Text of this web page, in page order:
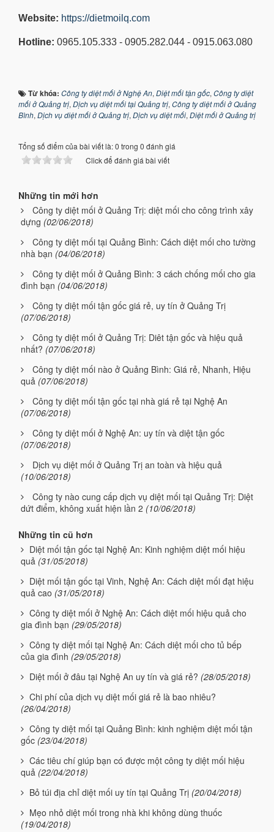
Website: https://dietmoilq.com
Hotline: 0965.105.333 - 0905.282.044 - 0915.063.080
Từ khóa: Công ty diệt mối ở Nghệ An, Diệt mối tận gốc, Công ty diệt
mối ở Quảng trị, Dịch vụ diệt mối tại Quảng trị, Công ty diệt mối ở Quảng
Bình, Dịch vụ diệt mối ở Quảng trị, Dịch vụ diệt mối, Diệt mối ở Quảng trị
Tổng số điểm của bài viết là: 0 trong 0 đánh giá
Click để đánh giá bài viết
Những tin mới hơn
Công ty diệt mối ở Quảng Trị: diệt mối cho công trình xây
dựng (02/06/2018)
Công ty diệt mối tại Quảng Bình: Cách diệt mối cho tường
nhà bạn (04/06/2018)
Công ty diệt mối ở Quảng Bình: 3 cách chống mối cho gia
đình bạn (04/06/2018)
Công ty diệt mối tận gốc giá rẻ, uy tín ở Quảng Trị
(07/06/2018)
Công ty diệt mối ở Quảng Trị: Diêt tận gốc và hiệu quả
nhất? (07/06/2018)
Công ty diệt mối nào ở Quảng Bình: Giá rẻ, Nhanh, Hiệu
quả (07/06/2018)
Công ty diệt mối tận gốc tại nhà giá rẻ tại Nghệ An
(07/06/2018)
Công ty diệt mối ở Nghệ An: uy tín và diệt tận gốc
(07/06/2018)
Dịch vụ diệt mối ở Quảng Trị an toàn và hiệu quả
(10/06/2018)
Công ty nào cung cấp dịch vụ diệt mối tại Quảng Trị: Diệt
dứt điểm, không xuất hiện lần 2 (10/06/2018)
Những tin cũ hơn
Diệt mối tận gốc tại Nghệ An: Kinh nghiệm diệt mối hiệu
quả (31/05/2018)
Diệt mối tận gốc tại Vinh, Nghệ An: Cách diệt mối đạt hiệu
quả cao (31/05/2018)
Công ty diệt mối ở Nghệ An: Cách diệt mối hiệu quả cho
gia đình bạn (29/05/2018)
Công ty diệt mối tại Nghệ An: Cách diệt mối cho tủ bếp
của gia đình (29/05/2018)
Diệt mối ở đâu tại Nghệ An uy tín và giá rẻ? (28/05/2018)
Chi phí của dịch vụ diệt mối giá rẻ là bao nhiêu?
(26/04/2018)
Công ty diệt mối tại Quảng Bình: kinh nghiệm diệt mối tận
gốc (23/04/2018)
Các tiêu chí giúp bạn có được một công ty diệt mối hiệu
quả (22/04/2018)
Bỏ túi địa chỉ diệt mối uy tín tại Quảng Trị (20/04/2018)
Mẹo nhỏ diệt mối trong nhà khi không dùng thuốc
(19/04/2018)